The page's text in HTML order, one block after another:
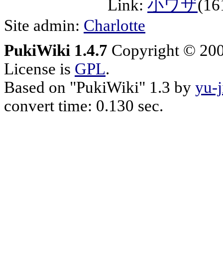
Link: 小ワザ
Site admin: Charlotte
PukiWiki 1.4.7 Copyright ©
License is GPL.
Based on "PukiWiki" 1.3 by yu-
convert time: 0.130 sec.